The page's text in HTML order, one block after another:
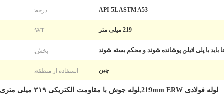
API 5L ASTM A53 درجه:
219 میلی متر WT:
باید با پلی اتیلن پوشانده شوند و محکم بسته شوند بخش:
چین استفاده از منطقه:
لوله فولادی 219mm ERW,لوله جوش با مقاومت الکتریکی ۲۱۹ میلی متری,a53 Gr.b لوله فولادی 7mm ERW